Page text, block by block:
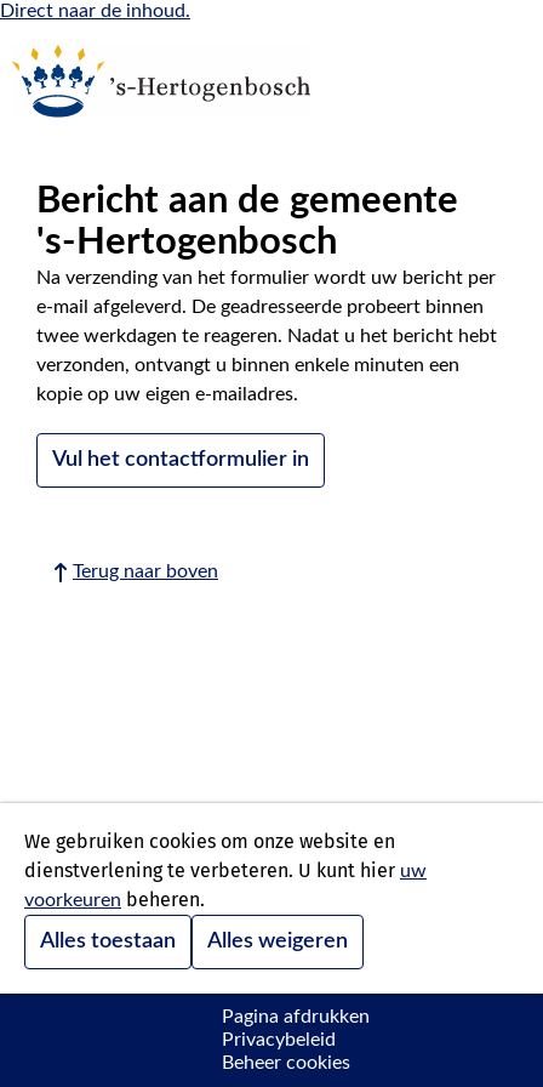
Direct naar de inhoud.
Bericht aan de gemeente
's-Hertogenbosch
Na verzending van het formulier wordt uw bericht per
e-mail afgeleverd. De geadresseerde probeert binnen
twee werkdagen te reageren. Nadat u het bericht hebt
verzonden, ontvangt u binnen enkele minuten een
kopie op uw eigen e-mailadres.
Vul het contactformulier in
Terug naar boven
We gebruiken cookies om onze website en
dienstverlening te verbeteren. U kunt hier uw
voorkeuren beheren.
Alles toestaan Alles weigeren
Pagina afdrukken
Privacybeleid
Beheer cookies